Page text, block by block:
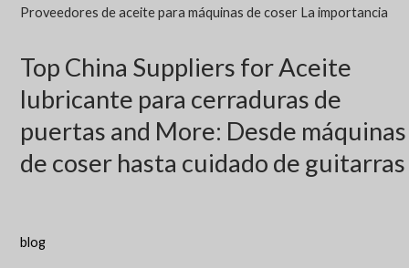
Proveedores de aceite para máquinas de coser La importancia
Top China Suppliers for Aceite
lubricante para cerraduras de
puertas and More: Desde máquinas
de coser hasta cuidado de guitarras
blog